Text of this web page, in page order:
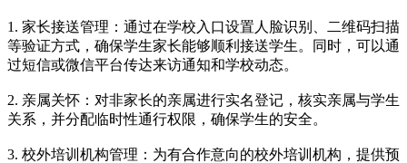
1. 家长接送管理：通过在学校入口设置人脸识别、二维码扫描
等验证方式，确保学生家长能够顺利接送学生。同时，可以通
过短信或微信平台传达来访通知和学校动态。
2. 亲属关怀：对非家长的亲属进行实名登记，核实亲属与学生
关系，并分配临时性通行权限，确保学生的安全。
3. 校外培训机构管理：为有合作意向的校外培训机构，提供预